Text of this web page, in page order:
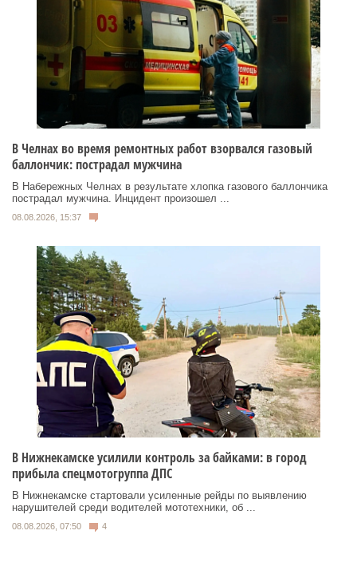
В Челнах во время ремонтных работ взорвался газовый
баллончик: пострадал мужчина
В Набережных Челнах в результате хлопка газового баллончика
пострадал мужчина. Инцидент произошел ...
08.08.2026, 15:37
В Нижнекамске усилили контроль за байками: в город
прибыла спецмотогруппа ДПС
В Нижнекамске стартовали усиленные рейды по выявлению
нарушителей среди водителей мототехники, об ...
08.08.2026, 07:50 4